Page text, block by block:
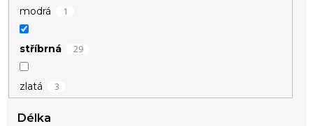
modrá 1
stříbrná 29
zlatá 3
Délka